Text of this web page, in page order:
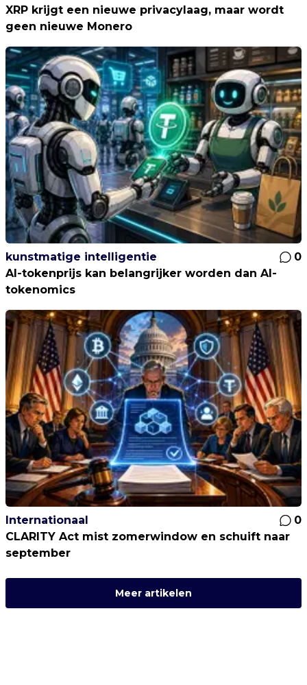
XRP krijgt een nieuwe privacylaag, maar wordt
geen nieuwe Monero
kunstmatige intelligentie
0
AI-tokenprijs kan belangrijker worden dan AI-
tokenomics
Internationaal
0
CLARITY Act mist zomerwindow en schuift naar
september
Meer artikelen